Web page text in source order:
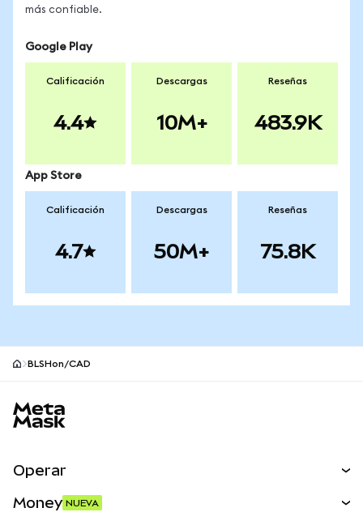
más confiable.
Google Play
Calificación
4.4
Descargas
10M+
Reseñas
483.9K
App Store
Calificación
4.7
Descargas
50M+
Reseñas
75.8K
BLSHon/CAD
Operar
Money NUEVA